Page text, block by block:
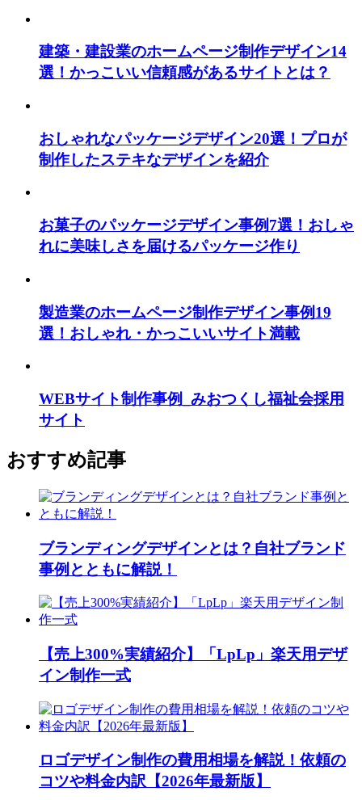
建築・建設業のホームページ制作デザイン14
選！かっこいい信頼感があるサイトとは？
おしゃれなパッケージデザイン20選！プロが
制作したステキなデザインを紹介
お菓子のパッケージデザイン事例7選！おしゃ
れに美味しさを届けるパッケージ作り
製造業のホームページ制作デザイン事例19
選！おしゃれ・かっこいいサイト満載
WEBサイト制作事例_みおつくし福祉会採用
サイト
おすすめ記事
ブランディングデザインとは？自社ブランド
事例とともに解説！
【売上300%実績紹介】「LpLp」楽天用デザ
イン制作一式
ロゴデザイン制作の費用相場を解説！依頼の
コツや料金内訳【2026年最新版】